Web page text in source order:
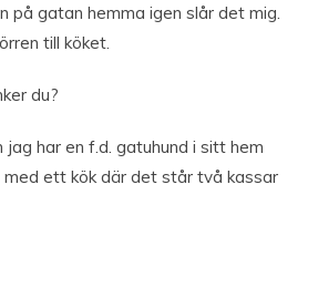
på gatan hemma igen slår det mig.
till köket.
du?
jag har en f.d. gatuhund i sitt hem
ett kök där det står två kassar